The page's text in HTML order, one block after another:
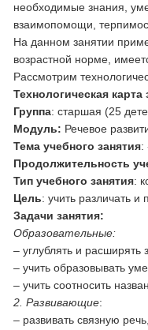
необходимые знания,
взаимопомощи,
На данном занятии
возрастной норме,
Рассмотрим
Технологическая
Группа: старшая (25
Модуль: Речевое
Тема учебного занятия:
Продолжительность
Тип учебного занятия:
Цель: учить различать и
Задачи занятия:
Образовательные:
– углублять и
– учить образовывать
– учить соотносить
2. Развивающие:
– развивать связную